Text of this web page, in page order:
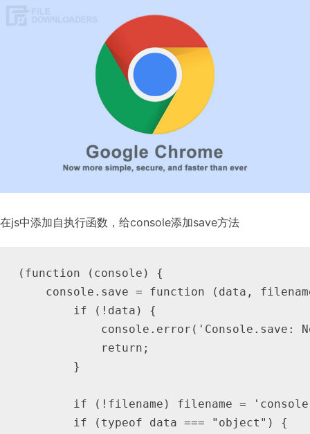
在js中添加自执行函数，给console添加save方法
(function (console) {
console.save = function (data,
        if (!data) {
console.error('Console.save:
            return;
        }
if (!filename) filename =
        if (typeof data === "object") {